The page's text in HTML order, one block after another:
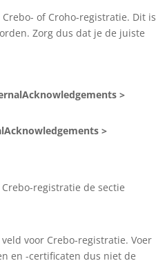
of Croho-registratie. Dit is
Zorg dus dat je de juiste
>
>
registratie de sectie
voor Crebo-registratie. Voer
en -certificaten dus niet de